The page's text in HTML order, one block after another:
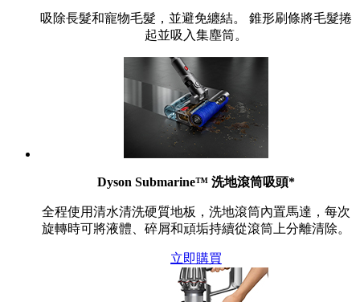
吸除長髮和寵物毛髮，並避免纏結。 錐形刷條將毛髮捲
起並吸入集塵筒。
Dyson Submarine™ 洗地滾筒吸頭*
全程使用清水清洗硬質地板，洗地滾筒內置馬達，每次
旋轉時可將液體、碎屑和頑垢持續從滾筒上分離清除。
立即購買